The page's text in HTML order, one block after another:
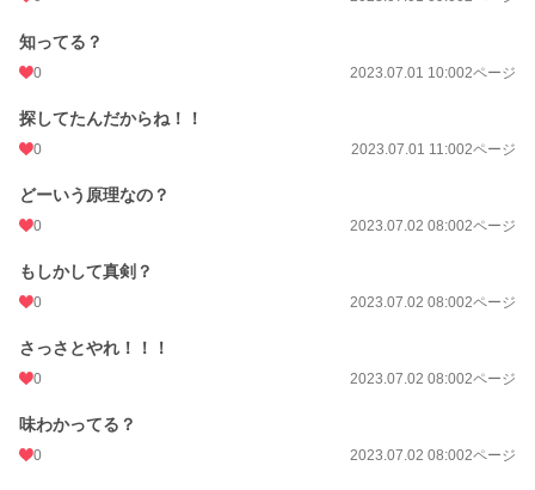
知ってる？
0 2023.07.01 10:002ページ
探してたんだからね！！
0 2023.07.01 11:002ページ
どーいう原理なの？
0 2023.07.02 08:002ページ
もしかして真剣？
0 2023.07.02 08:002ページ
さっさとやれ！！！
0 2023.07.02 08:002ページ
味わかってる？
0 2023.07.02 08:002ページ